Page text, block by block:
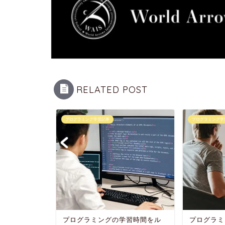
RELATED POST
プログラミング学習記事
プログラミングの学習時間をル
プログラミング学
プログラ